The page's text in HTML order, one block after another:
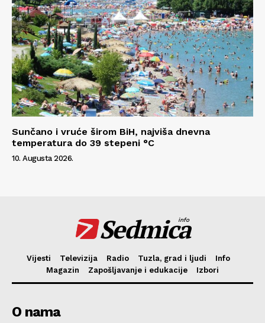
Sunčano i vruće širom BiH, najviša dnevna
temperatura do 39 stepeni °C
10. Augusta 2026.
Sedmica
info
Vijesti Televizija Radio Tuzla, grad i ljudi
Info
Magazin
Zapošljavanje i edukacije Izbori
O nama